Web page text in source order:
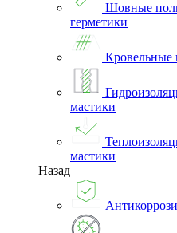
Шовные
герметики
Кровельные
мастики
мастики
Назад